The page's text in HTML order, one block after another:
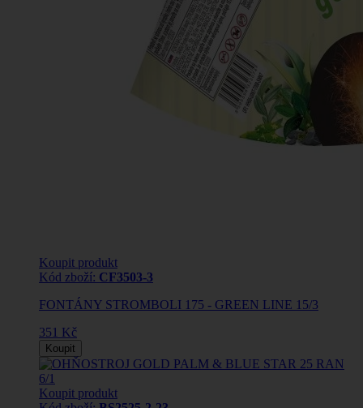
Koupit produkt
Kód zboží: CF3503-3
FONTÁNY STROMBOLI 175 - GREEN LINE 15/3
351 Kč
Koupit
Koupit produkt